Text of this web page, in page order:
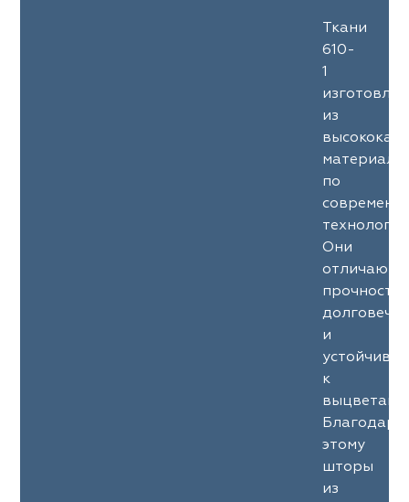
Ткани
610-
1
из
по
Они
и
к
Благодаря
этому
шторы
из